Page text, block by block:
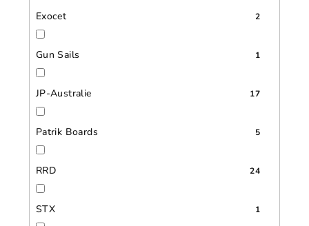
Exocet 2
Gun Sails 1
JP-Australie 17
Patrik Boards 5
RRD 24
STX 1